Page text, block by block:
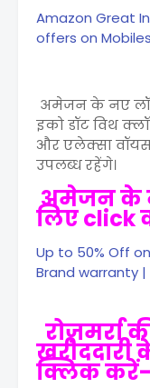
Amazon Great
offers on
अमेजन के नए
इको डॉट विथ
और एलेक्सा वॉयस
उपलब्ध रहेंगे।
अमेजन के
लिए click
Up to 50% Off
Brand warranty |
रोज़मर्रा
क्लिक करें-